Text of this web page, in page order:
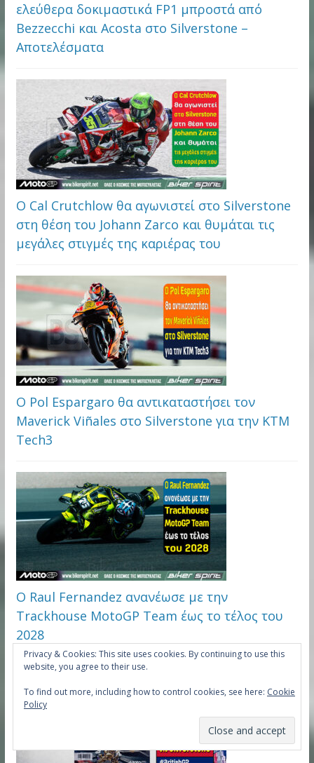
ελεύθερα δοκιμαστικά FP1 μπροστά από
Bezzecchi και Acosta στο Silverstone –
Αποτελέσματα
Ο Cal Crutchlow θα αγωνιστεί στο Silverstone
στη θέση του Johann Zarco και θυμάται τις
μεγάλες στιγμές της καριέρας του
Ο Pol Espargaro θα αντικαταστήσει τον
Maverick Viñales στο Silverstone για την KTM
Tech3
Ο Raul Fernandez ανανέωσε με την
Trackhouse MotoGP Team έως το τέλος του
2028
Privacy & Cookies: This site uses cookies. By continuing to use this
website, you agree to their use.
To find out more, including how to control cookies, see here: Cookie
Policy